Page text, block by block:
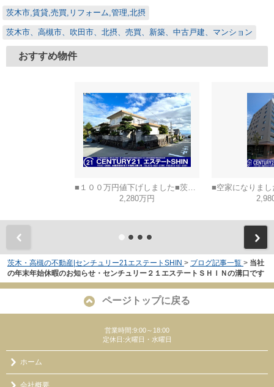
茨木市,賃貸,売買,リフォーム,管理,北摂
茨木市、高槻市、吹田市、北摂、売買、新築、中古戸建、マンション
おすすめ物件
■１００万円値下げしました■茨木市山手台五丁目
2,280万円
茨木・高槻の不動産|センチュリー21エステートSHIN > ブログ記事一覧 > 当社
の年末年始休暇のお知らせ・センチュリー２１エステートＳＨＩＮの溝口です
ページトップに戻る
営業時間:9:00～18:00
定休日:火曜日・水曜日
ホーム
会社概要